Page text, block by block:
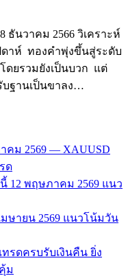
ธันวาคม 2566 วิเคราะห์
ดาห์ ทองคำพุ่งขึ้นสู่ระดับ
ยรวมยังเป็นบวก แต่
บฐานเป็นขาลง…
คม 2569 — XAUUSD
ด
12 พฤษภาคม 2569 แนว
มษายน 2569 แนวโน้มวัน
รดครบรับเงินคืน ยิ่ง
ม